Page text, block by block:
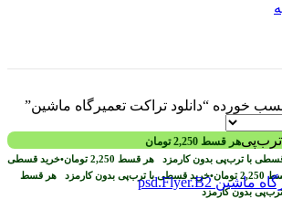
خورده “دانلود تراکت تعمیرگاه ماشین”
هر قسط 2,250 تومان
با ترب‌پی بدون کارمزد هر قسط 2,250 تومان•خرید قسطی
2,250 تومان•خرید قسطی با ترب‌پی بدون کارمزد هر قسط
بدون کارمزد